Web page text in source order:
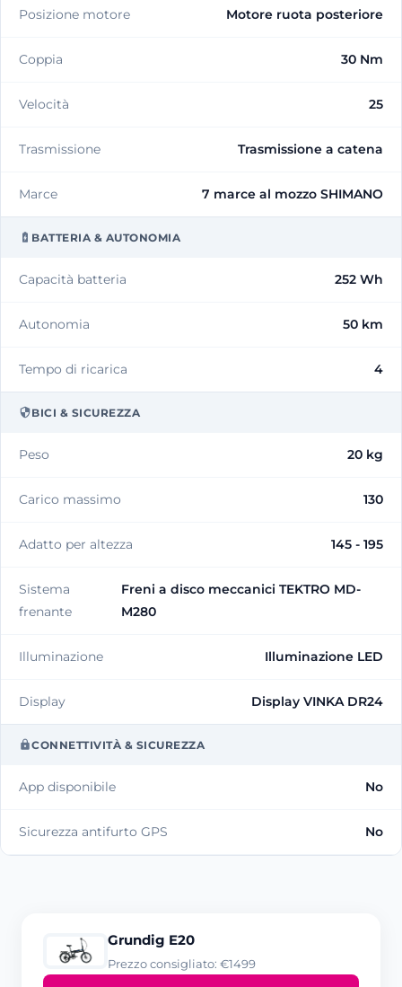
Posizione motore Motore ruota posteriore
Coppia 30 Nm
Velocità 25
Trasmissione Trasmissione a catena
Marce 7 marce al mozzo SHIMANO
BATTERIA & AUTONOMIA
Capacità batteria 252 Wh
Autonomia 50 km
Tempo di ricarica 4
BICI & SICUREZZA
Peso 20 kg
Carico massimo 130
Adatto per altezza 145 - 195
Sistema
frenante
Freni a disco meccanici TEKTRO MD-
M280
Illuminazione Illuminazione LED
Display Display VINKA DR24
CONNETTIVITÀ & SICUREZZA
App disponibile No
Sicurezza antifurto GPS No
Grundig E20
Prezzo consigliato: €1499